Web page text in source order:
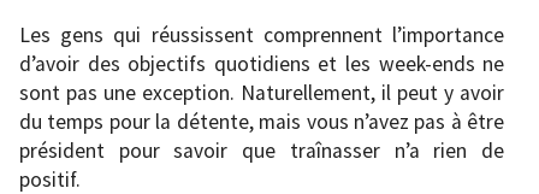
Les gens qui réussissent comprennent l’importance
d’avoir des objectifs quotidiens et les week-ends ne
sont pas une exception. Naturellement, il peut y avoir
du temps pour la détente, mais vous n’avez pas à être
président pour savoir que traînasser n’a rien de
positif.